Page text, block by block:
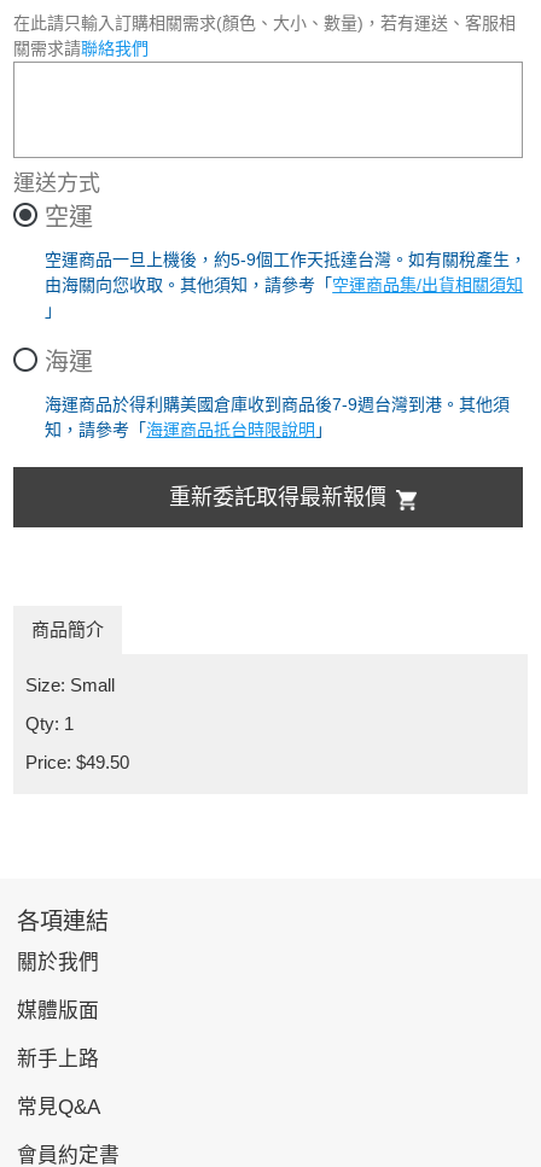
在此請只輸入訂購相關需求(顏色、大小、數量)，若有運送、客服相
關需求請聯絡我們
運送方式
空運
空運商品一旦上機後，約5-9個工作天抵達台灣。如有關稅產生，
由海關向您收取。其他須知，請參考「 空運商品集/出貨相關須知
」
海運
海運商品於得利購美國倉庫收到商品後7-9週台灣到港。其他須
知，請參考「海運商品抵台時限說明 」
重新委託取得最新報價
商品簡介
Size: Small
Qty: 1
Price: $49.50
各項連結
關於我們
媒體版面
新手上路
常見Q&A
會員約定書